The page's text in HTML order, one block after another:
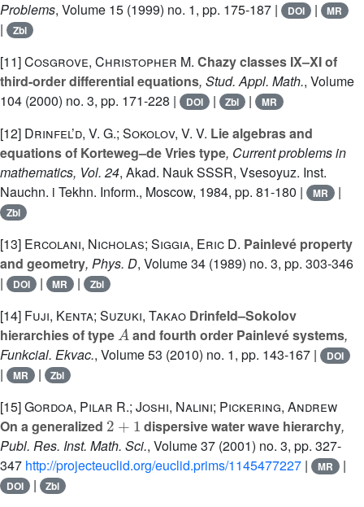
Problems, Volume 15 (1999) no. 1, pp. 175-187 | DOI | MR
| Zbl
[11]Cosgrove, Christopher M. Chazy classes IX–XI of
third-order differential equations, Stud. Appl. Math., Volume
104 (2000) no. 3, pp. 171-228 | DOI | Zbl | MR
[12] Drinfel’d, V. G.; Sokolov, V. V. Lie algebras and
equations of Korteweg–de Vries type, Current problems in
mathematics, Vol. 24, Akad. Nauk SSSR, Vsesoyuz. Inst.
Nauchn. i Tekhn. Inform., Moscow, 1984, pp. 81-180 |
MR |
Zbl
[13] Ercolani, Nicholas; Siggia, Eric D. Painlevé property
and geometry, Phys. D, Volume 34 (1989) no. 3, pp. 303-346
|
DOI | MR | Zbl
[14] Fuji, Kenta; Suzuki, Takao Drinfeld–Sokolov
hierarchies of type
A
and fourth order Painlevé systems,
Funkcial. Ekvac., Volume 53 (2010) no. 1, pp. 143-167 | DOI
| MR | Zbl
[15]Gordoa, Pilar R.; Joshi, Nalini; Pickering, Andrew
On a generalized
2 +1
dispersive water wave hierarchy,
Publ. Res. Inst. Math. Sci., Volume 37 (2001) no. 3, pp. 327-
347 http://projecteuclid.org/euclid.prims/1145477227 | MR |
DOI | Zbl